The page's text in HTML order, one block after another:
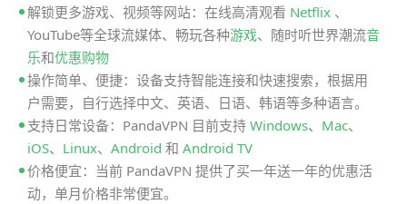
解锁更多游戏、视频等网站：在线高清观看 Netflix 、
YouTube等全球流媒体、畅玩各种游戏、随时听世界潮流音
乐和优惠购物
操作简单、便捷：设备支持智能连接和快速搜索，根据用
户需要，自行选择中文、英语、日语、韩语等多种语言。
支持日常设备：PandaVPN 目前支持 Windows、 Mac、
iOS、 Linux、 Android 和 Android TV
价格便宜：当前 PandaVPN 提供了买一年送一年的优惠活
动，单月价格非常便宜。